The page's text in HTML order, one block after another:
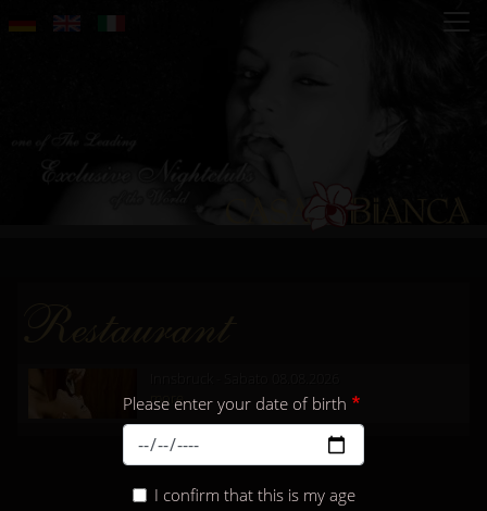
Please enter your date of birth
I confirm that this is my age
more...